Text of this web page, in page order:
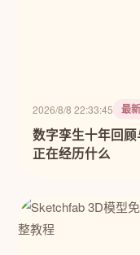
2026/8/8 22:33:45 最
数字孪生十年回
正在经历什么